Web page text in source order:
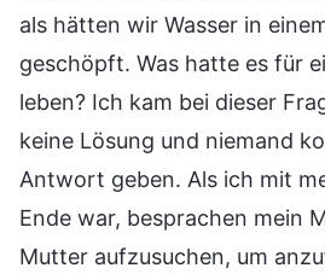
als hätten wir Wasser in
geschöpft. Was hatte es für
leben? Ich kam bei dieser
keine Lösung und niemand
Antwort geben. Als ich mit
Ende war, besprachen mein
Mutter aufzusuchen, um